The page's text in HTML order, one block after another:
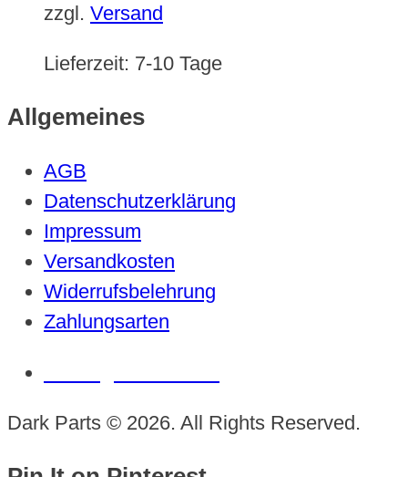
zzgl. Versand
Lieferzeit: 7-10 Tage
Allgemeines
AGB
Datenschutzerklärung
Impressum
Versandkosten
Widerrufsbelehrung
Zahlungsarten
Dark Parts © 2026. All Rights Reserved.